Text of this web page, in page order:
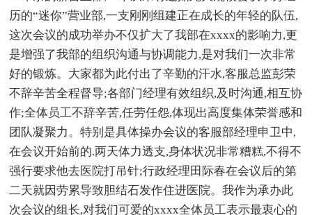
历的“迷你”营业部,一支刚刚组建正在成长的年轻的队伍,
这次会议的成功举办不仅扩大了我部在xxxx的影响力,更
是增强了我部的组织沟通与协调能力,是对我们一次非常
好的锻炼。大家都为此付出了辛勤的汗水,客服总监彭荣
不辞辛苦全程督导;各部门经理有效组织,及时沟通,相互协
作;全体员工不辞辛苦,任劳任怨,体现出高度集体荣誉感和
团队凝聚力。特别是具体操办会议的客服部经理申卫中,
在会议开始前的.两天体力透支,身体状况非常糟糕,不得不
强行要求他去医院打吊针;行政经理田际春在会议后的第
二天就因劳累导致胆结石发作住进医院。我作为承办此
次会议的组长,对我们可爱的xxxx全体员工表示最衷心的